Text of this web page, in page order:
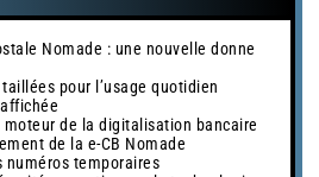
Nomade : une nouvelle donne
pour l’usage quotidien
moteur de la digitalisation bancaire
de la e-CB Nomade
numéros temporaires